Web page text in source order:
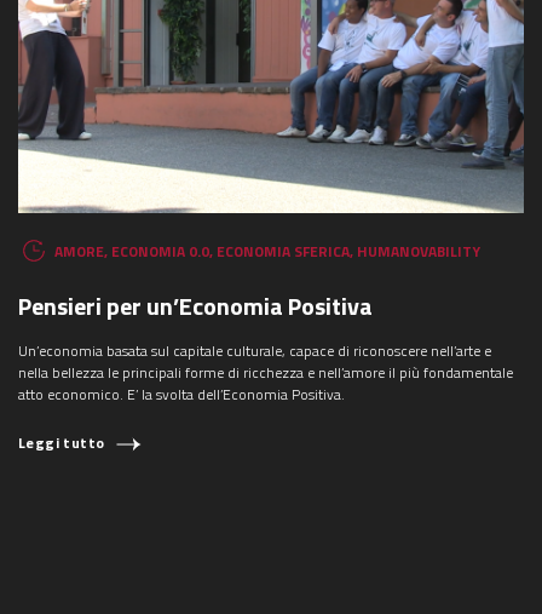
AMORE, ECONOMIA 0.0, ECONOMIA SFERICA, HUMANOVABILITY
Pensieri per un’Economia Positiva
Un’economia basata sul capitale culturale, capace di riconoscere nell’arte e
nella bellezza le principali forme di ricchezza e nell’amore il più fondamentale
atto economico. E’ la svolta dell’Economia Positiva.
Leggi tutto